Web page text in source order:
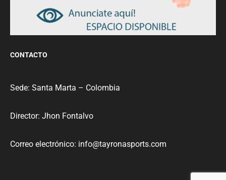
CONTACTO
Sede: Santa Marta – Colombia
Director: Jhon Fontalvo
Correo electrónico: info@tayronasports.com